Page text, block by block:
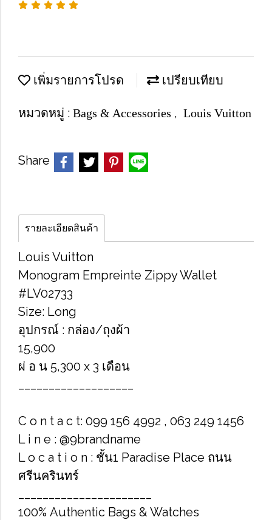
เพิ่มรายการโปรด เปรียบเทียบ
หมวดหมู่ : Bags & Accessories , Louis Vuitton
Share
รายละเอียดสินค้า
Louis Vuitton
Monogram Empreinte Zippy Wallet
#LV02733
Size: Long
อุปกรณ์ : กล่อง/ถุงผ้า
15,900
ผ่ อ น 5,300 x 3 เดือน
C o n t a c t: 099 156 4992 , 063 249 1456
L i n e : @9brandname
L o c a t i o n : ชั้น1 Paradise Place ถนน
ศรีนครินทร์
100% Authentic Bags & Watches